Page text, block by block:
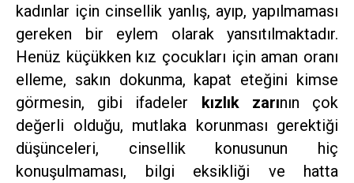
kadınlar için cinsellik yanlış, ayıp, yapılmaması
gereken bir eylem olarak yansıtılmaktadır.
Henüz küçükken kız çocukları için aman oranı
elleme, sakın dokunma, kapat eteğini kimse
görmesin, gibi ifadeler kızlık zarının çok
değerli olduğu, mutlaka korunması gerektiği
düşünceleri, cinsellik konusunun hiç
konuşulmaması, bilgi eksikliği ve hatta